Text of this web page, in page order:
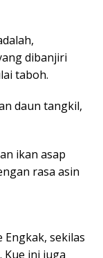
dibanjiri
taboh.
daun tangkil,
ikan asap
rasa asin
sekilas
Kue ini juga